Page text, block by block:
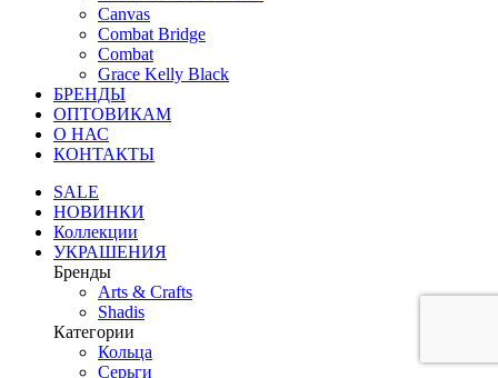
Canvas
Combat Bridge
Combat
Grace Kelly Black
БРЕНДЫ
ОПТОВИКАМ
О НАС
КОНТАКТЫ
SALE
НОВИНКИ
Коллекции
УКРАШЕНИЯ
Бренды
Аrts & Сrafts
Shadis
Категории
Кольца
Серьги